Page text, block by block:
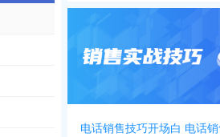
电话销售技巧开场白 电话